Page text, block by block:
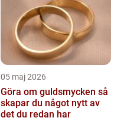
05 maj 2026
Göra om guldsmycken så
skapar du något nytt av
det du redan har